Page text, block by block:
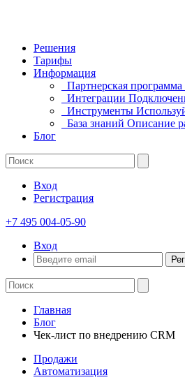
Решения
Тарифы
Информация
Партнерская программа
Интеграции
Инструменты
База знаний Описание
Блог
Вход
Регистрация
+7 495 004-05-90
Вход
Главная
Блог
Чек-лист по внедрению CRM
Продажи
Автоматизация